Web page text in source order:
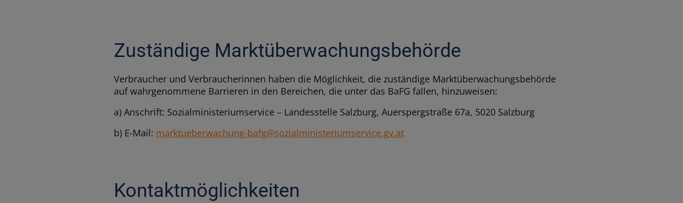
Zuständige Marktüber­wachungsbehörde
Verbraucher und Verbraucherinnen haben die Möglichkeit, die zuständige Marktüberwachungsbehörde
auf wahrgenommene Barrieren in den Bereichen, die unter das BaFG fallen, hinzuweisen:
a) Anschrift: Sozialministeriumservice – Landesstelle Salzburg, Auerspergstraße 67a, 5020 Salzburg
b) E-Mail: marktueberwachung-bafg@sozialministeriumservice.gv.at
Kontaktmöglichkeiten